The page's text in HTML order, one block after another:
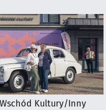
Kultury/Inny